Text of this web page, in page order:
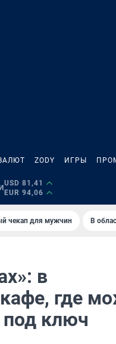
ZODY ИГРЫ
USD 81,41
EUR 94,06
чекап для мужчин В
в
где
ключ